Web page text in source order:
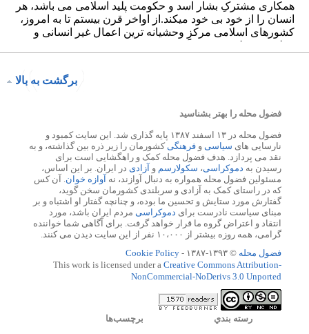
برگشت به بالا
فضول محله را بهتر بشناسید
فضول محله در ۱۳ اسفند ۱۳۸۷ پایه گذاری شد. این سایت کمبود و
نارسایی های سیاسی و فرهنگیکشورمان را زیر ذره بین گذاشته، و به
نقد می پردازد. هدف فضول محله کمک و راهگشایی است برای
رسیدن به دموکراسی، سکولارسم و آزادی در ایران. بر این اساس،
مسئولین فضول محله همواره به دنبال آوازند، نه آوازه خوان. آن کس
که در راستای کمک به آزادی و سربلندی کشورمان سخن گوید،
گفتارش مورد ستایش و تحسین ما بوده، و چنانچه گفتار او اشتباه و بر
مبنای سیاست نادرست برای دموکراسی مردم ایران باشد، مورد
انتقاد و اعتراض گروه ما قرار خواهد گرفت. برای آگاهی شما خواننده
گرامی، همه روزه بیشتر از ۱۰،۰۰۰ نفر از این سایت دیدن می کنند.
فضول محله © ۱۳۹۳-۱۳۸۷ -
Cookie Policy
This work is licensed under a Creative Commons Attribution-
NonCommercial-NoDerivs 3.0 Unported
رسته بندي برچسب‌ها